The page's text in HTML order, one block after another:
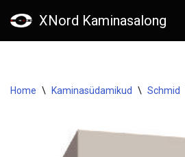
XNord Kaminasalong
Home \ Kaminasüdamikud \ Schmid